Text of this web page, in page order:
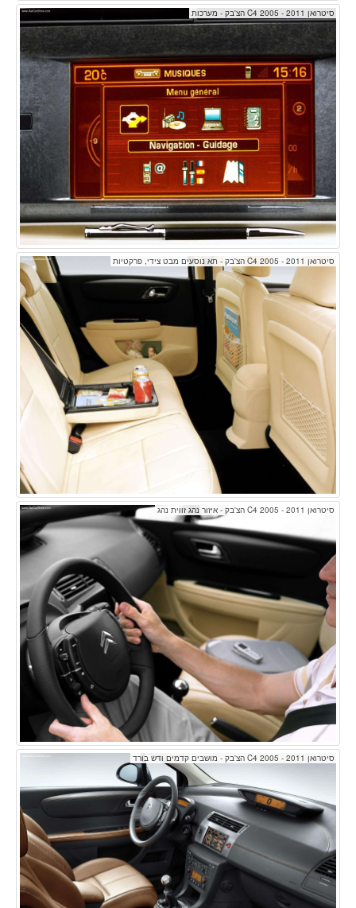
סיטרואן C4 2005 - 2011 הצ'בק - מערכות
סיטרואן C4 2005 - 2011 הצ'בק - תא נוסעים מבט צידי, פרקטיות
סיטרואן C4 2005 - 2011 הצ'בק - איזור נהג זווית נהג
סיטרואן C4 2005 - 2011 הצ'בק - מושבים קדמים ודש בורד